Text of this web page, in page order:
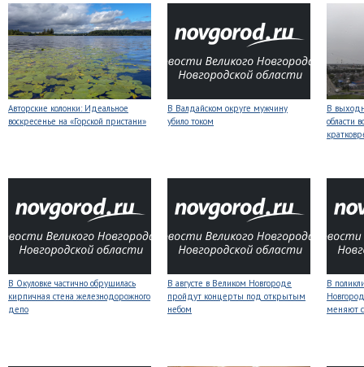
Авторские колонки: Идеальное
воскресенье на «Горской пристани»
В Валдайском округе мужчину
убило током
В
области
В Окуловке частично обрушилась
кирпичная стена железнодорожного
депо
В августе в Великом Новгороде
пройдут концерты под открытым
небом
В
меняют